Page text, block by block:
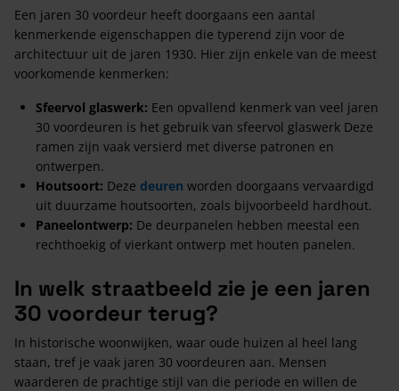
Een jaren 30 voordeur heeft doorgaans een aantal
kenmerkende eigenschappen die typerend zijn voor de
architectuur uit de jaren 1930. Hier zijn enkele van de meest
voorkomende kenmerken:
Sfeervol glaswerk: Een opvallend kenmerk van veel jaren
30 voordeuren is het gebruik van sfeervol glaswerk Deze
ramen zijn vaak versierd met diverse patronen en
ontwerpen.
Houtsoort: Deze deuren worden doorgaans vervaardigd
uit duurzame houtsoorten, zoals bijvoorbeeld hardhout.
Paneelontwerp: De deurpanelen hebben meestal een
rechthoekig of vierkant ontwerp met houten panelen.
In welk straatbeeld zie je een jaren
30 voordeur terug?
In historische woonwijken, waar oude huizen al heel lang
staan, tref je vaak jaren 30 voordeuren aan. Mensen
waarderen de prachtige stijl van die periode en willen de